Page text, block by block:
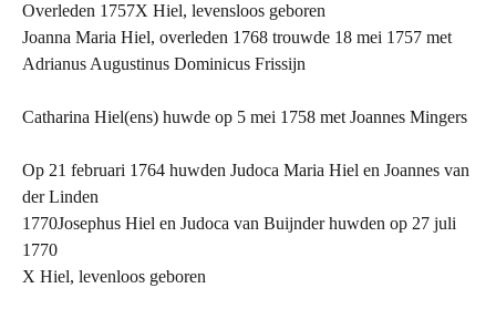
Overleden 1757X Hiel, levensloos geboren
Joanna Maria Hiel, overleden 1768 trouwde 18 mei 1757 met
Adrianus Augustinus Dominicus Frissijn
Catharina Hiel(ens) huwde op 5 mei 1758 met Joannes Mingers
Op 21 februari 1764 huwden Judoca Maria Hiel en Joannes van
der Linden
1770Josephus Hiel en Judoca van Buijnder huwden op 27 juli
1770
X Hiel, levenloos geboren